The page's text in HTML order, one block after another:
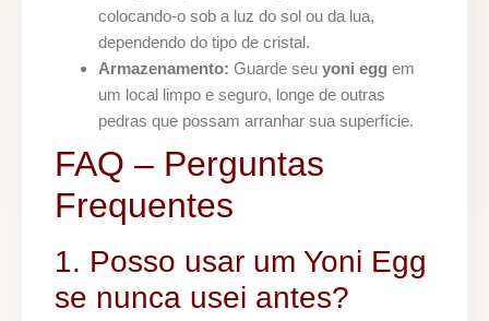
colocando-o sob a luz do sol ou da lua,
dependendo do tipo de cristal.
Armazenamento: Guarde seu yoni egg em
um local limpo e seguro, longe de outras
pedras que possam arranhar sua superfície.
FAQ – Perguntas
Frequentes
1. Posso usar um Yoni Egg
se nunca usei antes?